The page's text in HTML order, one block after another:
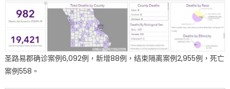
圣路易郡确诊案例6,092例，新增88例，结束隔离案例2,955例，死亡
案例558。